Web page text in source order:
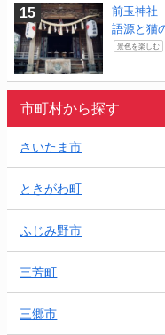
前玉神社
語源と猫
景色を楽しむ
市町村から探す
さいたま市
ときがわ町
ふじみ野市
三芳町
三郷市